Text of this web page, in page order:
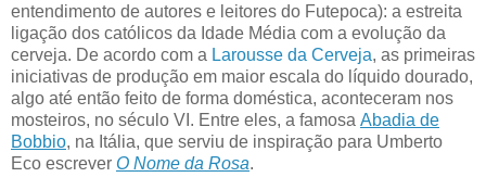
entendimento de autores e leitores do Futepoca): a estreita
ligação dos católicos da Idade Média com a evolução da
cerveja. De acordo com a Larousse da Cerveja, as primeiras
iniciativas de produção em maior escala do líquido dourado,
algo até então feito de forma doméstica, aconteceram nos
mosteiros, no século VI. Entre eles, a famosa Abadia de
Bobbio, na Itália, que serviu de inspiração para Umberto
Eco escrever O Nome da Rosa.